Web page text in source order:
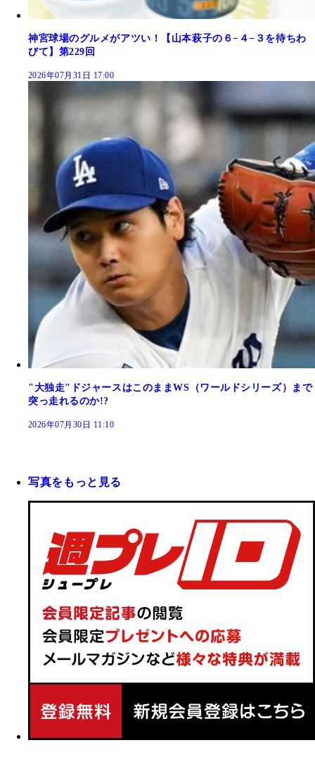
神宮球場のグルメがアツい！【山本萩子の６−４−３を待ちわ
びて】第229回
2026年07月31日 17:00
"大独走"ドジャースはこのままWS（ワールドシリーズ）まで
突っ走れるのか!?
2026年07月30日 11:10
写真をもっと見る